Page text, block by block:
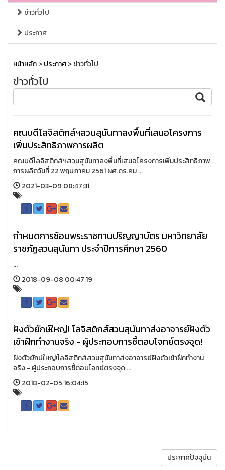
ข่าวทั่วไป
ประกาศ
หน้าหลัก>ประกาศ> ข่าวทั่วไป
ข่าวทั่วไป
คณบดีโลจิสติกส์ฯสวนสุนันทาลงพื้นที่เสนอโครงการ
เพิ่มประสิทธิภาพการผลิต
คณบดีโลจิสติกส์ฯสวนสุนันทาลงพื้นที่เสนอโครงการเพิ่มประสิทธิภาพ
การผลิตวันที่ 22 พฤษภาคม 2561 ผศ.ดร.คม ...
2021-03-09 08:47:31
กำหนดการซ้อมพระราชทานปริญญาบัตร มหาวิทยาลัย
ราชภัฏสวนสุนันทา ประจำปีการศึกษา 2560
...
2018-09-08 00:47:19
ฝังตัวยักษ์ใหญ่! โลจิสติกส์สวนสุนันทาส่งอาจารย์ฝังตัว
เข้าฝึกทำงานจริง - ผู้ประกอบการชี้ตอบโจทย์ตรงจุด!
ฝังตัวยักษ์ใหญ่!โลจิสติกส์สวนสุนันทาส่งอาจารย์ฝังตัวเข้าฝึกทำงาน
จริง - ผู้ประกอบการชี้ตอบโจทย์ตรงจุด ...
2018-02-05 16:04:15
ประกาศปัจจุบัน